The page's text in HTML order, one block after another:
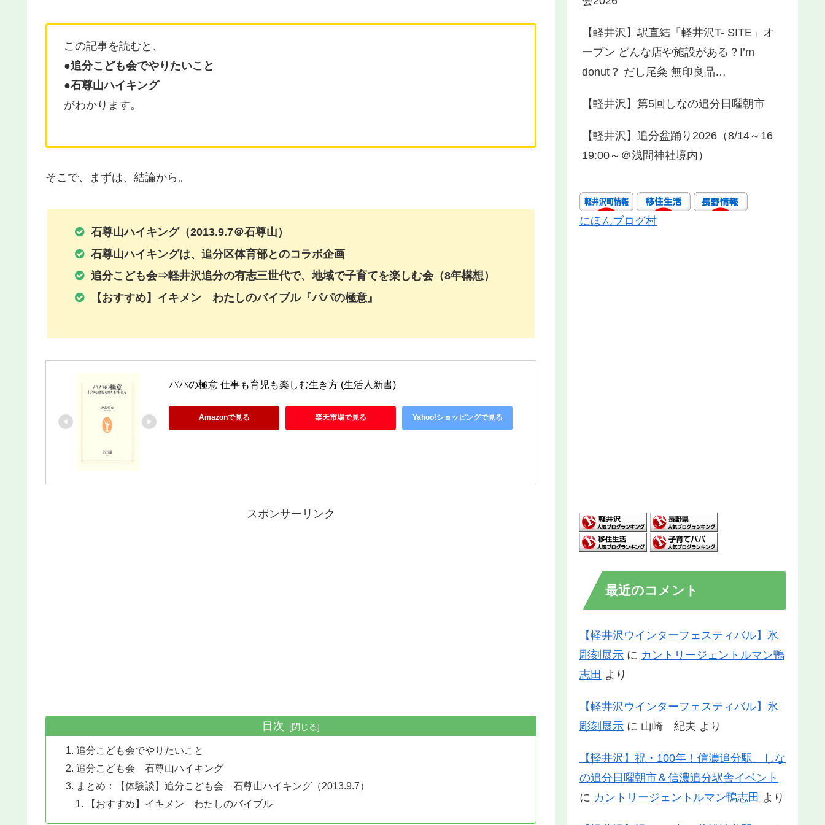
この記事を読むと、
●追分こども会でやりたいこと
●石尊山ハイキング
がわかります。
そこで、まずは、結論から。
石尊山ハイキング（2013.9.7＠石尊山）
石尊山ハイキングは、追分区体育部とのコラボ企画
追分こども会⇒軽井沢追分の有志三世代で、地域で子育てを楽しむ会（8年構想）
【おすすめ】イキメン わたしのバイブル『パパの極意』
パパの極意 仕事も育児も楽しむ生き方 (生活人新書)
Amazonで見る 楽天市場で見る Yahoo!ショッピングで見る
スポンサーリンク
目次
追分こども会でやりたいこと
追分こども会 石尊山ハイキング
まとめ：【体験談】追分こども会 石尊山ハイキング（2013.9.7）
【おすすめ】イキメン わたしのバイブル
【軽井沢】駅直結「軽井沢T- SITE」オ
ープン どんな店や施設がある？I’m
donut？ だし尾粂 無印良品…
【軽井沢】第5回しなの追分日曜朝市
【軽井沢】追分盆踊り2026（8/14～16
19:00～＠浅間神社境内）
にほんブログ村
最近のコメント
【軽井沢ウインターフェスティバル】氷
彫刻展示 に カントリージェントルマン鴨
志田 より
【軽井沢ウインターフェスティバル】氷
彫刻展示 に 山崎 紀夫 より
【軽井沢】祝・100年！信濃追分駅 しな
の追分日曜朝市＆信濃追分駅舎イベント
に カントリージェントルマン鴨志田 より